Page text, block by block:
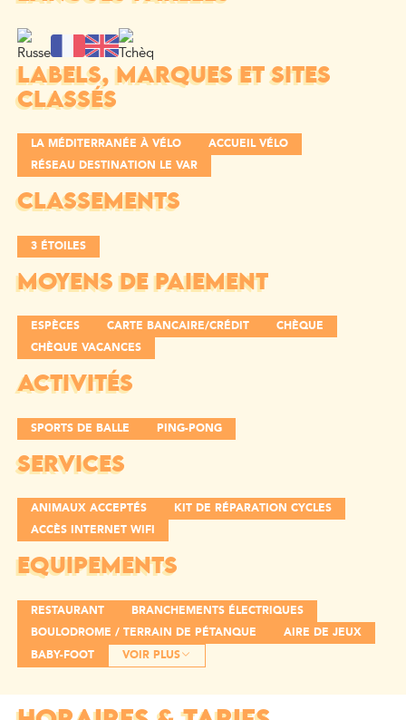
LABELS, MARQUES ET SITES
CLASSÉS
LA MÉDITERRANÉE À VÉLO
ACCUEIL VÉLO
RÉSEAU DESTINATION LE VAR
CLASSEMENTS
3 ÉTOILES
MOYENS DE PAIEMENT
ESPÈCES CARTE BANCAIRE/CRÉDIT
CHÈQUE
CHÈQUE VACANCES
ACTIVITÉS
SPORTS DE BALLE PING-PONG
SERVICES
ANIMAUX ACCEPTÉS
KIT DE RÉPARATION CYCLES
ACCÈS INTERNET WIFI
EQUIPEMENTS
RESTAURANT
BRANCHEMENTS ÉLECTRIQUES
BOULODROME / TERRAIN DE PÉTANQUE
AIRE DE JEUX
BABY-FOOT
VOIR PLUS